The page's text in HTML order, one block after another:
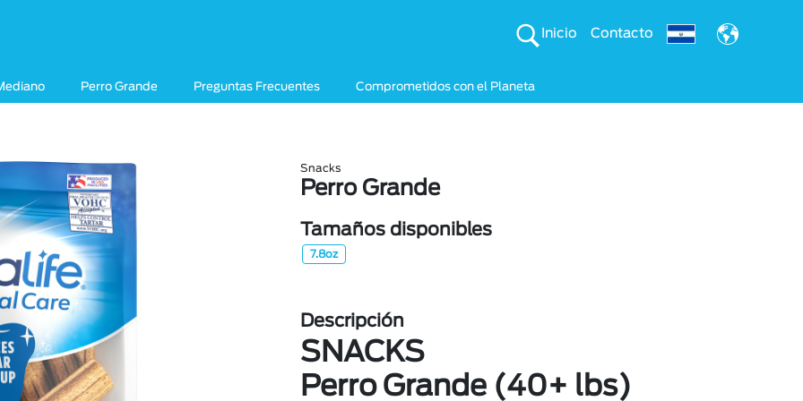
Inicio Contacto
Perro Grande Preguntas Frecuentes Comprometidos con el Planeta
Snacks
Perro Grande
Tamaños disponibles
7.8oz
Descripción
SNACKS
Perro Grande (40+ lbs)